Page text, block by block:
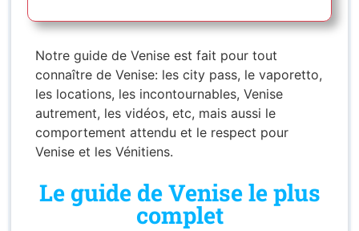
Notre guide de Venise est fait pour tout
connaître de Venise: les city pass, le vaporetto,
les locations, les incontournables, Venise
autrement, les vidéos, etc, mais aussi le
comportement attendu et le respect pour
Venise et les Vénitiens.
Le guide de Venise le plus
complet